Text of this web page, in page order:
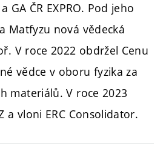
GA ČR EXPRO. Pod jeho
Matfyzu nová vědecká
V roce 2022 obdržel Cenu
vědce v oboru fyzika za
materiálů. V roce 2023
a vloni ERC Consolidator.